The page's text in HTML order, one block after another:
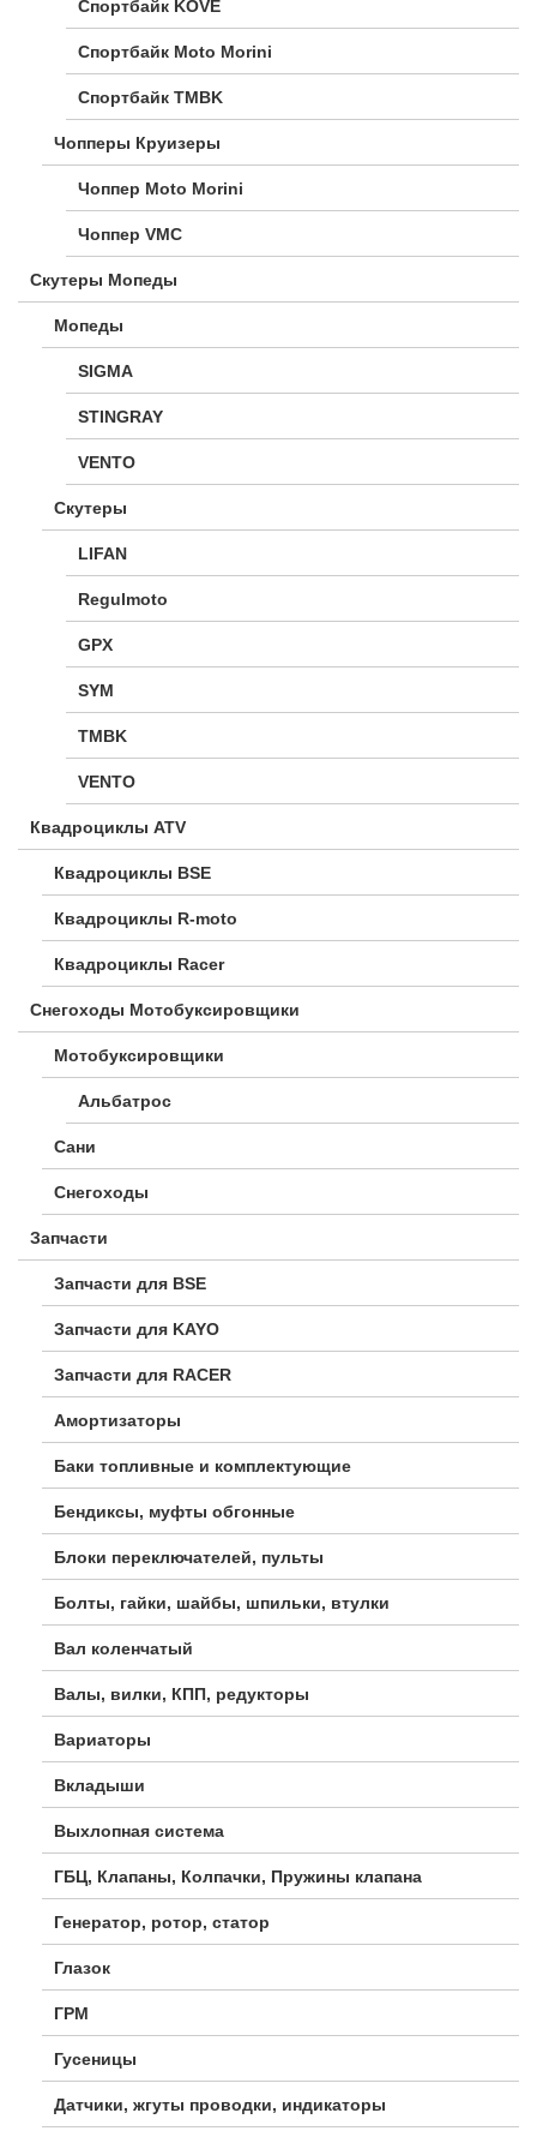
Спортбайк KOVE
Спортбайк Moto Morini
Спортбайк TMBK
Чопперы Круизеры
Чоппер Moto Morini
Чоппер VMC
Скутеры Мопеды
Мопеды
SIGMA
STINGRAY
VENTO
Скутеры
LIFAN
Regulmoto
GPX
SYM
TMBK
VENTO
Квадроциклы ATV
Квадроциклы BSE
Квадроциклы R-moto
Квадроциклы Racer
Снегоходы Мотобуксировщики
Мотобуксировщики
Альбатрос
Сани
Снегоходы
Запчасти
Запчасти для BSE
Запчасти для KAYO
Запчасти для RACER
Амортизаторы
Баки топливные и комплектующие
Бендиксы, муфты обгонные
Блоки переключателей, пульты
Болты, гайки, шайбы, шпильки, втулки
Вал коленчатый
Валы, вилки, КПП, редукторы
Вариаторы
Вкладыши
Выхлопная система
ГБЦ, Клапаны, Колпачки, Пружины клапана
Генератор, ротор, статор
Глазок
ГРМ
Гусеницы
Датчики, жгуты проводки, индикаторы